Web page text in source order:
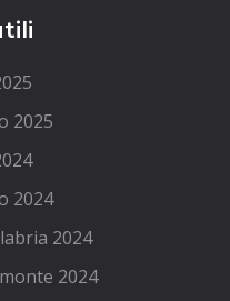
2025
2024
2024
2024